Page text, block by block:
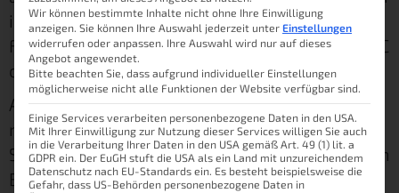
im Hinblick auf die Computerwahl ganz neue
Fragen für viele auf. Was ist besser, Desktop PC
oder Laptop?
Als Wirtschaftsinformatiker beschäftige ich
mich nicht immer nur mit der
Softwareentwicklung, sondern gebe in meinem
Bekanntenkreis auch öfter einmal Ratschläge
Wir können bestimmte Inhalte nicht ohne Ihre Einwilligung
anzeigen. Sie können Ihre Auswahl jederzeit unter Einstellungen
widerrufen oder anpassen. Ihre Auswahl wird nur auf dieses
Angebot angewendet.
Bitte beachten Sie, dass aufgrund individueller Einstellungen
möglicherweise nicht alle Funktionen der Website verfügbar sind.
Einige Services verarbeiten personenbezogene Daten in den USA.
Mit Ihrer Einwilligung zur Nutzung dieser Services willigen Sie auch
in die Verarbeitung Ihrer Daten in den USA gemäß Art. 49 (1) lit. a
GDPR ein. Der EuGH stuft die USA als ein Land mit unzureichendem
Datenschutz nach EU-Standards ein. Es besteht beispielsweise die
Gefahr, dass US-Behörden personenbezogene Daten in